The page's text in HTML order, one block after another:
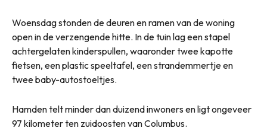
Woensdag stonden de deuren en ramen van de woning
open in de verzengende hitte. In de tuin lag een stapel
achtergelaten kinderspullen, waaronder twee kapotte
fietsen, een plastic speeltafel, een strandemmertje en
twee baby-autostoeltjes.
Hamden telt minder dan duizend inwoners en ligt ongeveer
97 kilometer ten zuidoosten van Columbus.